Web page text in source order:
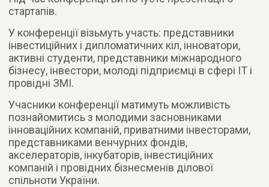
стартапів.
У конференції візьмуть участь: представники
інвестиційних і дипломатичних кіл, інноватори,
активні студенти, представники міжнародного
бізнесу, інвестори, молоді підприємці в сфері ІТ і
провідні ЗМІ.
Учасники конференції матимуть можливість
познайомитись з молодими засновниками
інноваційних компаній, приватними інвесторами,
представниками венчурних фондів,
акселераторів, інкубаторів, інвестиційних
компаній і провідних бізнесменів ділової
спільноти України.